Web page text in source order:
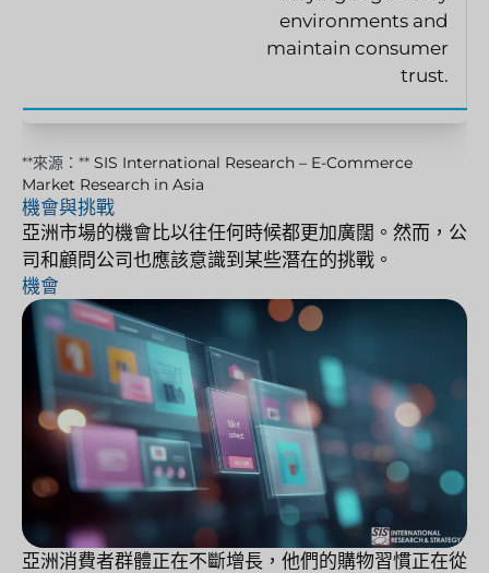
environments and
maintain consumer
trust.
**來源：** SIS International Research – E-Commerce
Market Research in Asia
機會與挑戰
亞洲市場的機會比以往任何時候都更加廣闊。然而，公
司和顧問公司也應該意識到某些潛在的挑戰。
機會
亞洲消費者群體正在不斷增長，他們的購物習慣正在從